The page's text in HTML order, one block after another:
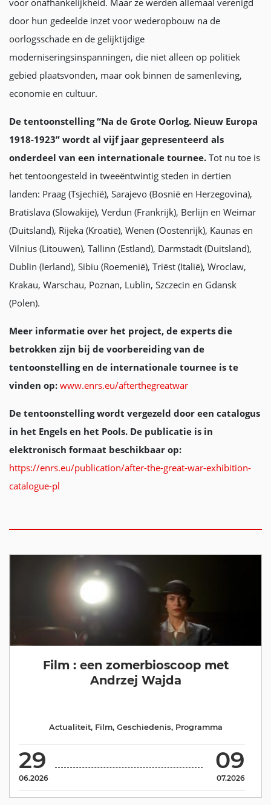
door hun gedeelde inzet voor wederopbouw na de
oorlogsschade en de gelijktijdige
moderniseringsinspanningen, die niet alleen op politiek
gebied plaatsvonden, maar ook binnen de samenleving,
economie en cultuur.
De tentoonstelling “Na de Grote Oorlog. Nieuw Europa
1918-1923” wordt al vijf jaar gepresenteerd als
onderdeel van een internationale tournee. Tot nu toe is
het tentoongesteld in tweeëntwintig steden in dertien
landen: Praag (Tsjechië), Sarajevo (Bosnië en Herzegovina),
Bratislava (Slowakije), Verdun (Frankrijk), Berlijn en Weimar
(Duitsland), Rijeka (Kroatië), Wenen (Oostenrijk), Kaunas en
Vilnius (Litouwen), Tallinn (Estland), Darmstadt (Duitsland),
Dublin (Ierland), Sibiu (Roemenië), Triëst (Italië), Wroclaw,
Krakau, Warschau, Poznan, Lublin, Szczecin en Gdansk
(Polen).
Meer informatie over het project, de experts die
betrokken zijn bij de voorbereiding van de
tentoonstelling en de internationale tournee is te
vinden op: www.enrs.eu/afterthegreatwar
De tentoonstelling wordt vergezeld door een catalogus
in het Engels en het Pools. De publicatie is in
elektronisch formaat beschikbaar op:
https://enrs.eu/publication/after-the-great-war-exhibition-
catalogue-pl
Film : een zomerbioscoop met
Andrzej Wajda
29
06.2026
09
07.2026
Actualiteit, Film, Geschiedenis, Programma